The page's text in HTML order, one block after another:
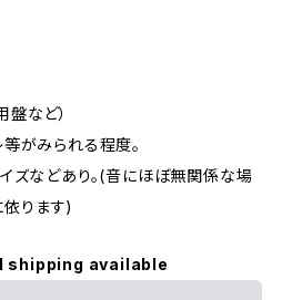
など）
がみられる程度。
ズなどあり。(音にほぼ無関係な場
依ります)
shipping available